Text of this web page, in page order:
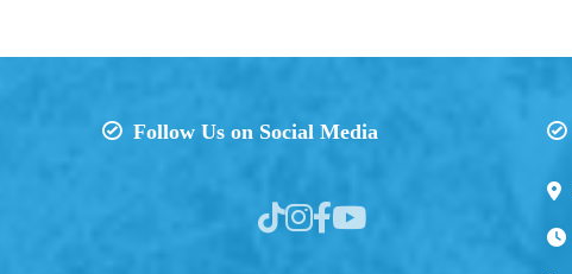
Follow Us on Social Media